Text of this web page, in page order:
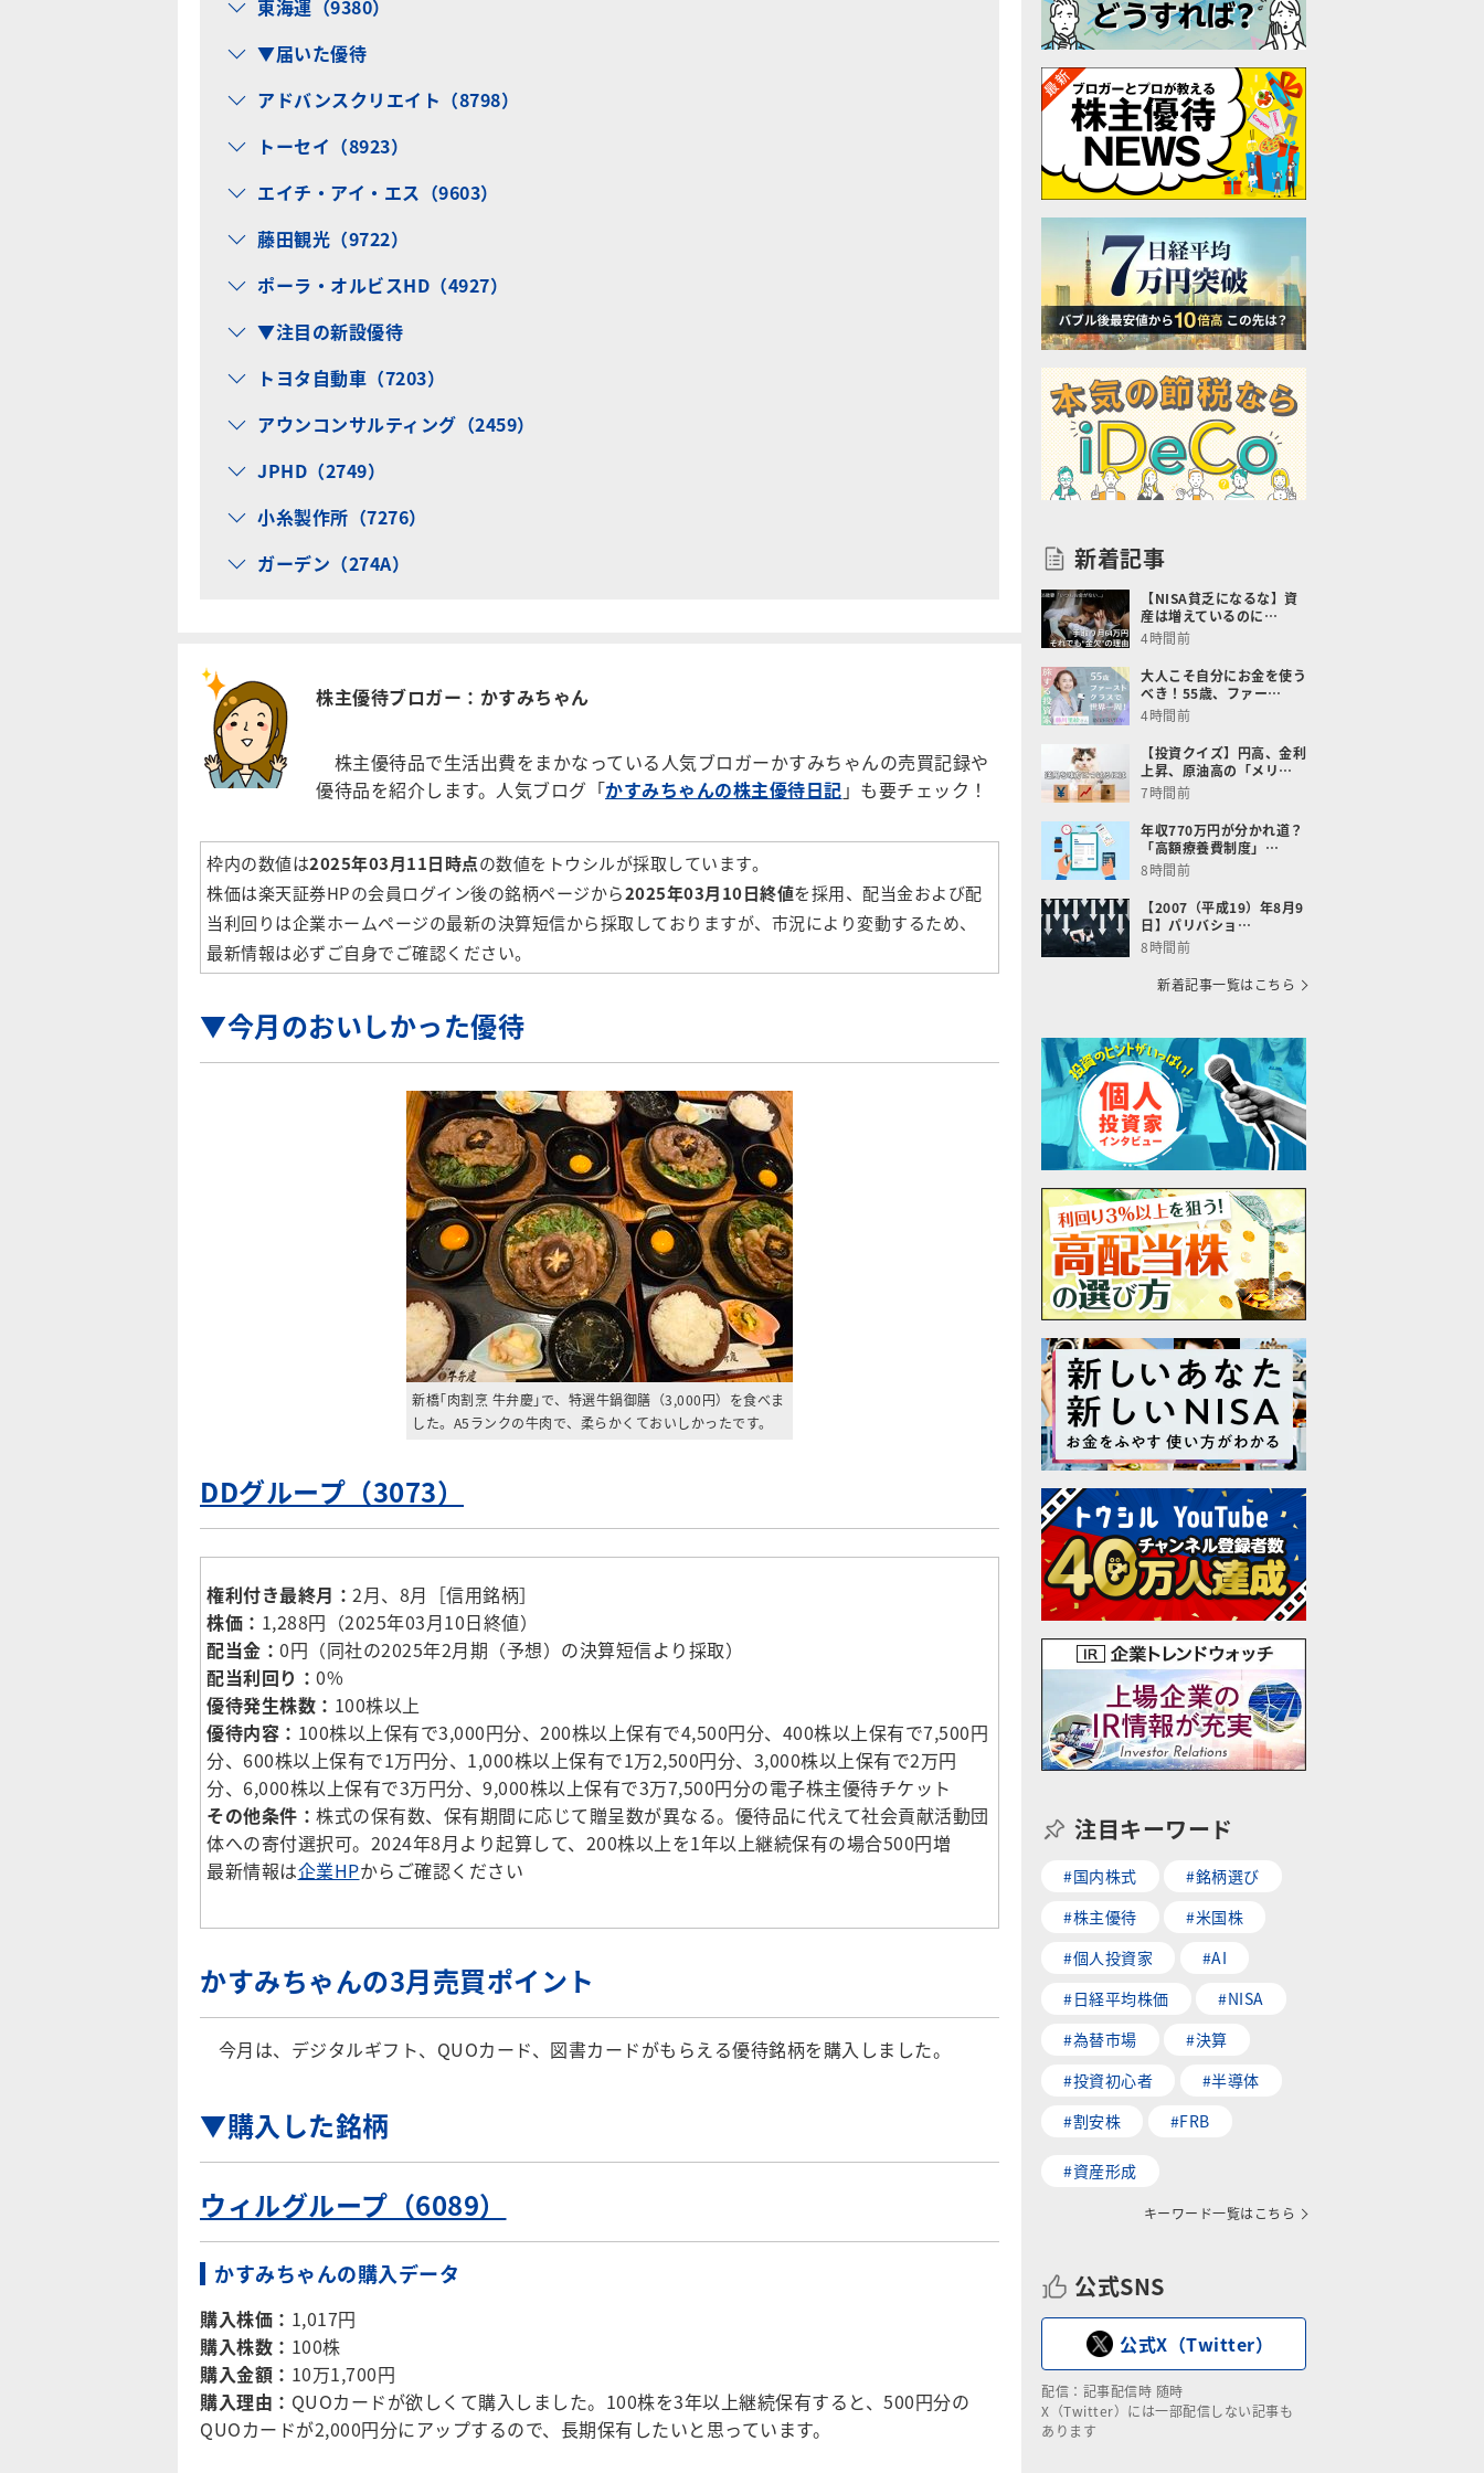
東海運（9380）
▼届いた優待
アドバンスクリエイト（8798）
トーセイ（8923）
エイチ・アイ・エス（9603）
藤田観光（9722）
ポーラ・オルビスHD（4927）
▼注目の新設優待
トヨタ自動車（7203）
アウンコンサルティング（2459）
JPHD（2749）
小糸製作所（7276）
ガーデン（274A）
株主優待ブロガー：かすみちゃん
株主優待品で生活出費をまかなっている人気ブロガーかすみちゃんの売買記録や
優待品を紹介します。人気ブログ「かすみちゃんの株主優待日記 」も要チェック！
枠内の数値は2025年03月11日時点の数値をトウシルが採取しています。
株価は楽天証券HPの会員ログイン後の銘柄ページから2025年03月10日終値を採用、配当金および配
当利回りは企業ホームページの最新の決算短信から採取しておりますが、市況により変動するため、
最新情報は必ずご自身でご確認ください。
▼今月のおいしかった優待
新橋｢肉割烹 牛弁慶｣で、特選牛鍋御膳（3,000円）を食べま
した。A5ランクの牛肉で、柔らかくておいしかったです。
DDグループ（3073）
権利付き最終月： 2月、8月［信用銘柄］
株価： 1,288円（2025年03月10日終値）
配当金： 0円（同社の2025年2月期（予想）の決算短信より採取）
配当利回り： 0%
優待発生株数： 100株以上
優待内容： 100株以上保有で3,000円分、200株以上保有で4,500円分、400株以上保有で7,500円
分、600株以上保有で1万円分、1,000株以上保有で1万2,500円分、3,000株以上保有で2万円
分、6,000株以上保有で3万円分、9,000株以上保有で3万7,500円分の電子株主優待チケット
その他条件： 株式の保有数、保有期間に応じて贈呈数が異なる。優待品に代えて社会貢献活動団
体への寄付選択可。2024年8月より起算して、200株以上を1年以上継続保有の場合500円増
最新情報は企業HPからご確認ください
かすみちゃんの3月売買ポイント
今月は、デジタルギフト、QUOカード、図書カードがもらえる優待銘柄を購入しました。
▼購入した銘柄
ウィルグループ（6089）
かすみちゃんの購入データ
購入株価： 1,017円
購入株数： 100株
購入金額： 10万1,700円
購入理由： QUOカードが欲しくて購入しました。100株を3年以上継続保有すると、500円分の
QUOカードが2,000円分にアップするので、長期保有したいと思っています。
新着記事
【NISA貧乏になるな】資
産は増えているのに…
4時間前
大人こそ自分にお金を使う
べき！55歳、ファー…
4時間前
【投資クイズ】円高、金利
上昇、原油高の「メリ…
7時間前
年収770万円が分かれ道？
「高額療養費制度」…
8時間前
【2007（平成19）年8月9
日】パリバショ…
8時間前
新着記事一覧はこちら
注目キーワード
#国内株式
#銘柄選び
#株主優待
#米国株
#個人投資家
#AI
#日経平均株価
#NISA
#為替市場
#決算
#投資初心者
#半導体
#割安株
#FRB
#資産形成
キーワード一覧はこちら
公式SNS
公式X（Twitter）
配信：記事配信時 随時
X（Twitter）には一部配信しない記事も
あります